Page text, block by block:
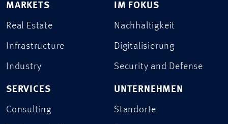
MARKETS
Real Estate
Infrastructure
Industry
SERVICES
Consulting
IM FOKUS
Nachhaltigkeit
Digitalisierung
Security and Defense
UNTERNEHMEN
Standorte